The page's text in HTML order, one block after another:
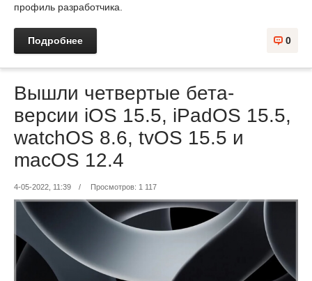
профиль разработчика.
Подробнее 0
Вышли четвертые бета-
версии iOS 15.5, iPadOS 15.5,
watchOS 8.6, tvOS 15.5 и
macOS 12.4
4-05-2022, 11:39 / Просмотров: 1 117